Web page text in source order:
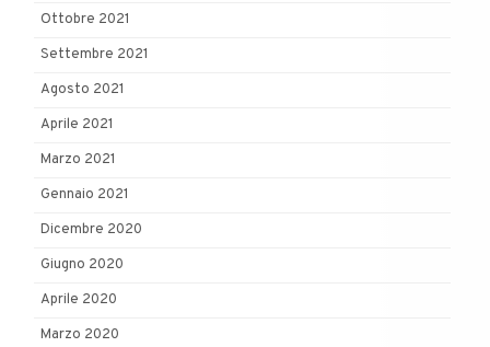
Ottobre 2021
Settembre 2021
Agosto 2021
Aprile 2021
Marzo 2021
Gennaio 2021
Dicembre 2020
Giugno 2020
Aprile 2020
Marzo 2020